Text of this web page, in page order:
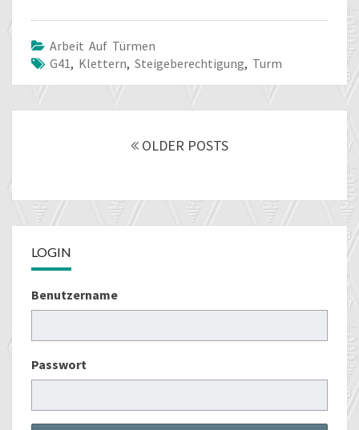
Arbeit Auf Türmen
G41, Klettern, Steigeberechtigung, Turm
OLDER POSTS
LOGIN
Benutzername
Passwort